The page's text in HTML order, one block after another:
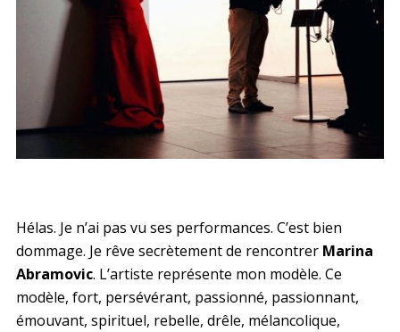
Hélas. Je n’ai pas vu ses performances. C’est bien
dommage. Je rêve secrètement de rencontrer Marina
Abramovic. L’artiste représente mon modèle. Ce
modèle, fort, persévérant, passionné, passionnant,
émouvant, spirituel, rebelle, drêle, mélancolique,